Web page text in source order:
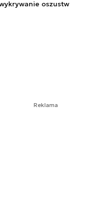
oszustw
Reklama